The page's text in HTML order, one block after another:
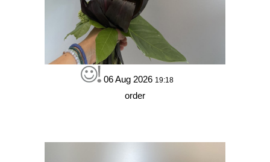
06 Aug 2026 19:18
order